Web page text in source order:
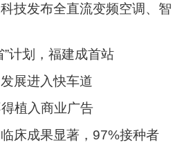
技发布全直流变频空调、智
计划，福建成首站
展进入快车道
植入商业广告
床成果显著，97%接种者